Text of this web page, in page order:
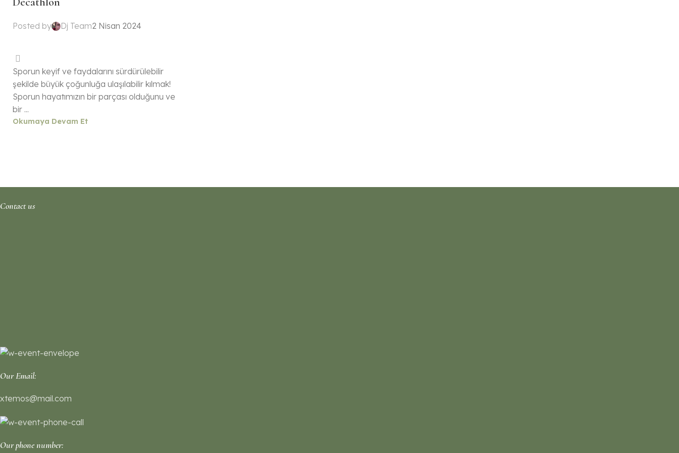
Posted by Dj Team2 Nisan 2024
Sporun keyif ve faydalarını sürdürülebilir
şekilde büyük çoğunluğa ulaşılabilir kılmak!
Sporun hayatımızın bir parçası olduğunu ve
bir ...
Okumaya Devam Et
Contact us
Our Email:
xtemos@mail.com
Our phone number: